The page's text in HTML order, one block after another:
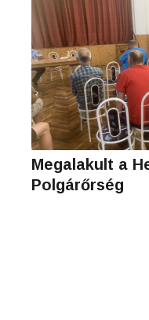
Megalakult a
Polgárőrség